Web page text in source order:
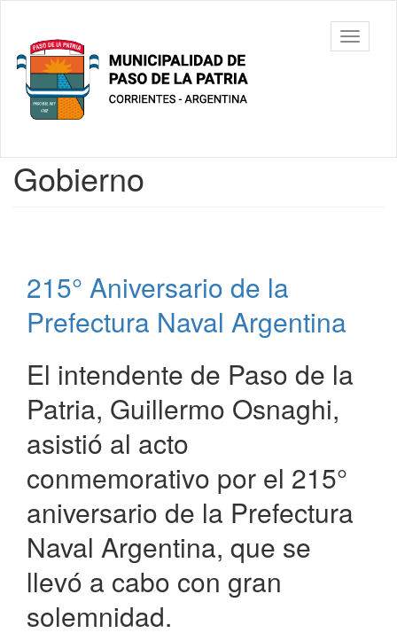
contenido
principal
Municipalidad
de Paso De
La Patria
barra
Contenido
Gobierno
215° Aniversario de la
Prefectura Naval Argentina
El intendente de Paso de la
Patria, Guillermo Osnaghi,
asistió al acto
conmemorativo por el 215°
aniversario de la Prefectura
Naval Argentina, que se
llevó a cabo con gran
solemnidad.